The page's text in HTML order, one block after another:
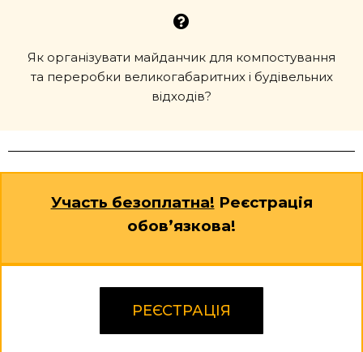
Як організувати майданчик для компостування
та переробки великогабаритних і будівельних
відходів?
Участь безоплатна! Реєстрація
обов’язкова!
РЕЄСТРАЦІЯ